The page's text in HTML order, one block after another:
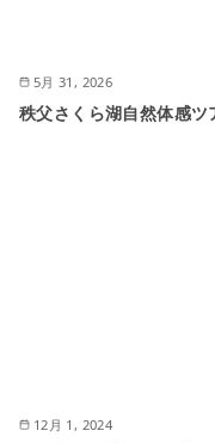
5月 31, 2026
秩父さくら湖自然体感
12月 1, 2024